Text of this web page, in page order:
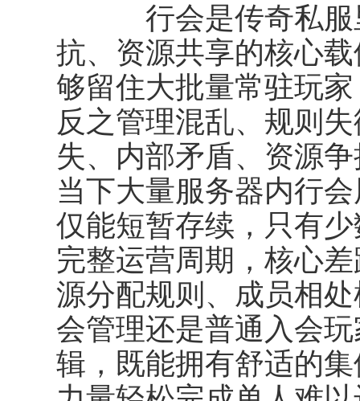
行会是传奇私服里
抗、资源共享的核心
够留住大批量常驻玩
反之管理混乱、规则
失、内部矛盾、资源
当下大量服务器内行
仅能短暂存续，只有
完整运营周期，核心
源分配规则、成员相
会管理还是普通入会
辑，既能拥有舒适的